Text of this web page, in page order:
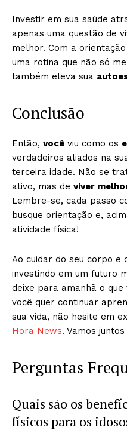
Investir em sua saúde
apenas uma questão de
melhor. Com a
uma rotina que não só
também eleva sua
Conclusão
Então, você viu como os
verdadeiros aliados na
terceira idade. Não se
ativo, mas de viver
Lembre-se, cada passo
busque orientação e,
atividade física!
Ao cuidar do seu corpo e
investindo em um futuro
deixe para amanhã o
você quer continuar
sua vida, não hesite em
Hora News. Vamos
Perguntas
Quais são os
físicos para os